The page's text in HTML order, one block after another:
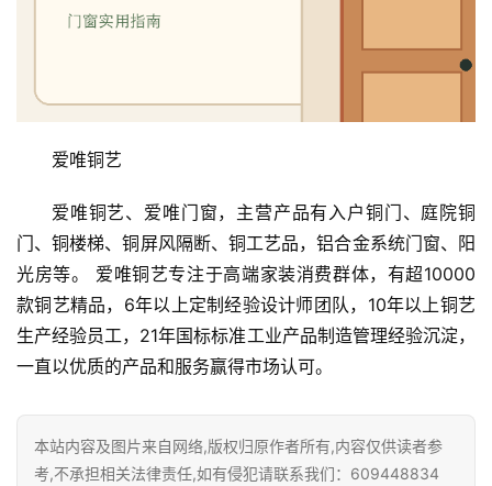
庭
铸
铝
门
门
套
登录 注册
爱唯铜艺
爱唯铜艺、爱唯门窗，主营产品有入户铜门、庭院铜
门、铜楼梯、铜屏风隔断、铜工艺品，铝合金系统门窗、阳
光房等。 爱唯铜艺专注于高端家装消费群体，有超10000
款铜艺精品，6年以上定制经验设计师团队，10年以上铜艺
生产经验员工，21年国标标准工业产品制造管理经验沉淀，
一直以优质的产品和服务赢得市场认可。
本站内容及图片来自网络,版权归原作者所有,内容仅供读者参
考,不承担相关法律责任,如有侵犯请联系我们：609448834